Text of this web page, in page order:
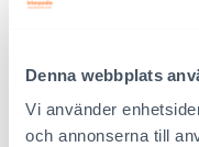
Denna webbplats
Vi använder
och annonserna till
kanaler på sociala
på Facebook
och Instagram